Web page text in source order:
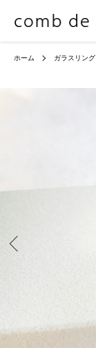
ホーム ガラスリング